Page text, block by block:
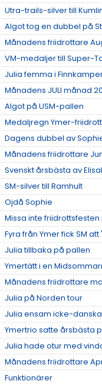
Utra-trails-silver till
Algot tog en dubbel på
Månadens friidrottare
VM-medaljer till Super-
Julia femma i
Månadens JULI månad
Algot på USM-pallen
Medaljregn Ymer-
Dagens dubbel av
Månadens friidrottare
Svenskt årsbästa av
SM-silver till Ramhult
Ojdå Sophie
Missa inte friidrottsfesten
Fyra från Ymer fick SM att
Julia tillbaka på pallen
Ymertätt i en
Månadens friidrottare
Julia på Norden tour
Julia ensam icke-danska
Ymertrio satte årsbästa
Julia hade otur med
Månadens friidrottare
Funktionärer